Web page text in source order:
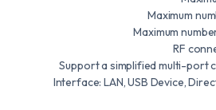
Maximum
Maximum
RF
Support a simplified multi-port
Interface: LAN, USB Device,